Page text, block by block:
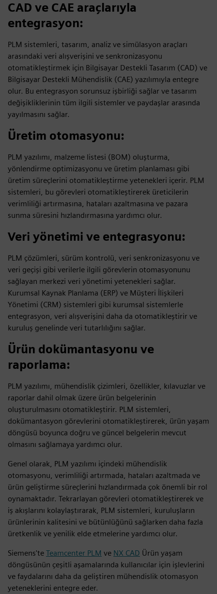
CAD ve CAE araçlarıyla
entegrasyon:
PLM sistemleri, tasarım, analiz ve simülasyon araçları
arasındaki veri alışverişini ve senkronizasyonu
otomatikleştirmek için Bilgisayar Destekli Tasarım (CAD) ve
Bilgisayar Destekli Mühendislik (CAE) yazılımıyla entegre
olur. Bu entegrasyon sorunsuz işbirliği sağlar ve tasarım
değişikliklerinin tüm ilgili sistemler ve paydaşlar arasında
yayılmasını sağlar.
Üretim otomasyonu:
PLM yazılımı, malzeme listesi (BOM) oluşturma,
yönlendirme optimizasyonu ve üretim planlaması gibi
üretim süreçlerini otomatikleştirme yetenekleri içerir. PLM
sistemleri, bu görevleri otomatikleştirerek üreticilerin
verimliliği artırmasına, hataları azaltmasına ve pazara
sunma süresini hızlandırmasına yardımcı olur.
Veri yönetimi ve entegrasyonu:
PLM çözümleri, sürüm kontrolü, veri senkronizasyonu ve
veri geçişi gibi verilerle ilgili görevlerin otomasyonunu
sağlayan merkezi veri yönetimi yetenekleri sağlar.
Kurumsal Kaynak Planlama (ERP) ve Müşteri İlişkileri
Yönetimi (CRM) sistemleri gibi kurumsal sistemlerle
entegrasyon, veri alışverişini daha da otomatikleştirir ve
kuruluş genelinde veri tutarlılığını sağlar.
Ürün dokümantasyonu ve
raporlama:
PLM yazılımı, mühendislik çizimleri, özellikler, kılavuzlar ve
raporlar dahil olmak üzere ürün belgelerinin
oluşturulmasını otomatikleştirir. PLM sistemleri,
dokümantasyon görevlerini otomatikleştirerek, ürün yaşam
döngüsü boyunca doğru ve güncel belgelerin mevcut
olmasını sağlamaya yardımcı olur.
Genel olarak, PLM yazılımı içindeki mühendislik
otomasyonu, verimliliği artırmada, hataları azaltmada ve
ürün geliştirme süreçlerini hızlandırmada çok önemli bir rol
oynamaktadır. Tekrarlayan görevleri otomatikleştirerek ve
iş akışlarını kolaylaştırarak, PLM sistemleri, kuruluşların
ürünlerinin kalitesini ve bütünlüğünü sağlarken daha fazla
üretkenlik ve yenilik elde etmelerine yardımcı olur.
Siemens'te Teamcenter PLM ve NX CAD Ürün yaşam
döngüsünün çeşitli aşamalarında kullanıcılar için işlevlerini
ve faydalarını daha da geliştiren mühendislik otomasyon
yeteneklerini entegre eder.